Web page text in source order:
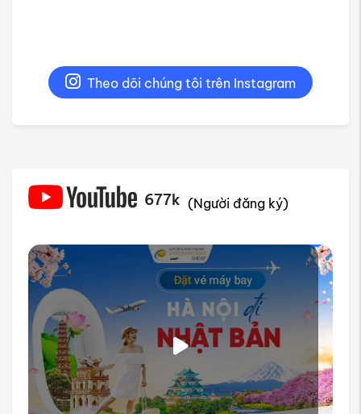
Theo dõi chúng tôi trên Instagram
677k (Người đăng ký)